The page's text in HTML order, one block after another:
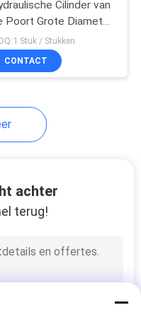
6
cilinder
Cilinder van
Poort Grote Diameter
Stuk / Stukken
CONTACT
achter
terug!